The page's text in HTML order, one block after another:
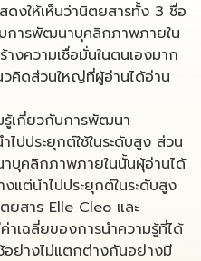
ดงให้เห็นว่านิตยสารทั้ง 3 ชื่อ
การพัฒนาบุคลิกภาพภายใน
งความเชื่อมั่นในตนเองมาก
คิดส่วนใหญ่ที่ผู้อ่านได้อ่าน
รู้เกี่ยวกับการพัฒนา
ปประยุกต์ใช้ในระดับสูง ส่วน
บุคลิกภาพภายในนั้นผุ้อ่านได้
แต่นำไปประยุกต์ในระดับสูง
ยสาร Elle Cleo และ
เฉลี่ยของการนำความรู้ที่ได้
อย่างไม่แตกต่างกันอย่างมี